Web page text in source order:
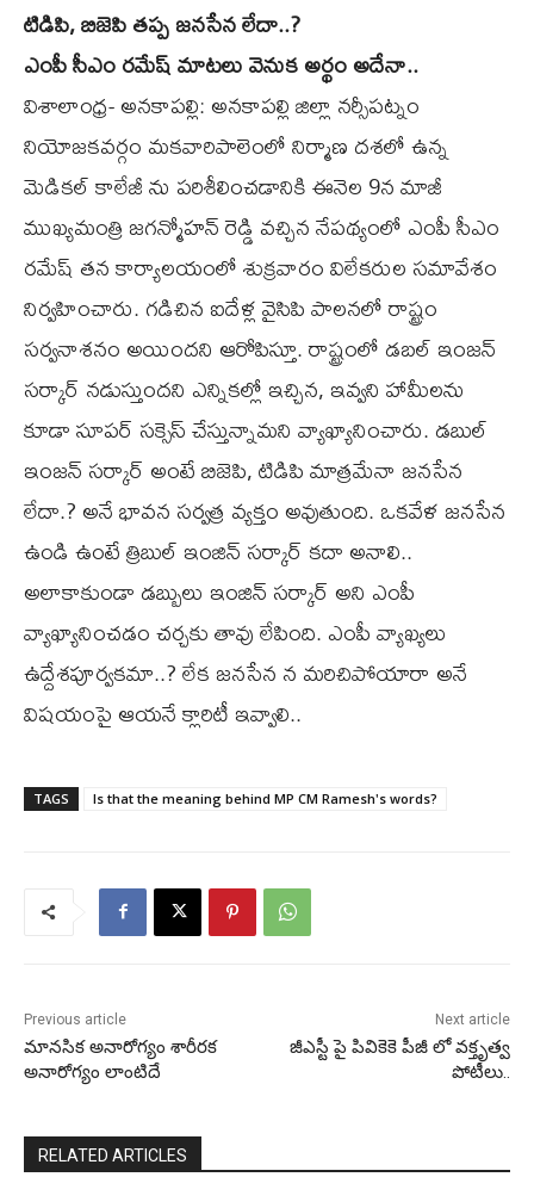
టిడిపి, బిజెపి తప్ప జనసేన లేదా..?
ఎంపీ సీఎం రమేష్ మాటలు వెనుక అర్థం అదేనా..
విశాలాంధ్ర- అనకాపల్లి: అనకాపల్లి జిల్లా నర్సీపట్నం
నియోజకవర్గం మకవారిపాలెంలో నిర్మాణ దశలో ఉన్న
మెడికల్ కాలేజీ ను పరిశీలించడానికి ఈనెల 9న మాజీ
ముఖ్యమంత్రి జగన్మోహన్ రెడ్డి వచ్చిన నేపథ్యంలో ఎంపీ సీఎం
రమేష్ తన కార్యాలయంలో శుక్రవారం విలేకరుల సమావేశం
నిర్వహించారు. గడిచిన ఐదేళ్ల వైసిపి పాలనలో రాష్ట్రం
సర్వనాశనం అయిందని ఆరోపిస్తూ. రాష్ట్రంలో డబల్ ఇంజన్
సర్కార్ నడుస్తుందని ఎన్నికల్లో ఇచ్చిన, ఇవ్వని హామీలను
కూడా సూపర్ సక్సెస్ చేస్తున్నామని వ్యాఖ్యానించారు. డబుల్
ఇంజన్ సర్కార్ అంటే బిజెపి, టిడిపి మాత్రమేనా జనసేన
లేదా.? అనే భావన సర్వత్ర వ్యక్తం అవుతుంది. ఒకవేళ జనసేన
ఉండి ఉంటే త్రిబుల్ ఇంజిన్ సర్కార్ కదా అనాలి..
అలాకాకుండా డబ్బులు ఇంజిన్ సర్కార్ అని ఎంపీ
వ్యాఖ్యానించడం చర్చకు తావు లేపింది. ఎంపీ వ్యాఖ్యలు
ఉద్దేశపూర్వకమా..? లేక జనసేన న మరిచిపోయారా అనే
విషయంపై ఆయనే క్లారిటీ ఇవ్వాలి..
TAGS Is that the meaning behind MP CM Ramesh's words?
Previous article
మానసిక అనారోగ్యం శారీరక
అనారోగ్యం లాంటిదే
Next article
జీఎస్టీ పై పివికెకె పీజీ లో వక్తృత్వ
పోటీలు..
RELATED ARTICLES